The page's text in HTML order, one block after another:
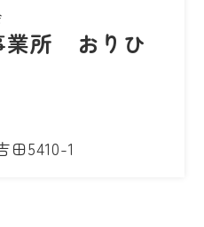
業所 おりひ
田5410-1